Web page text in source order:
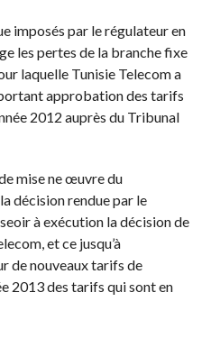
imposés par le régulateur en
les pertes de la branche fixe
laquelle Tunisie Telecom a
approbation des tarifs
2012 auprès du Tribunal
mise ne œuvre du
décision rendue par le
à exécution la décision de
et ce jusqu’à
de nouveaux tarifs de
2013 des tarifs qui sont en